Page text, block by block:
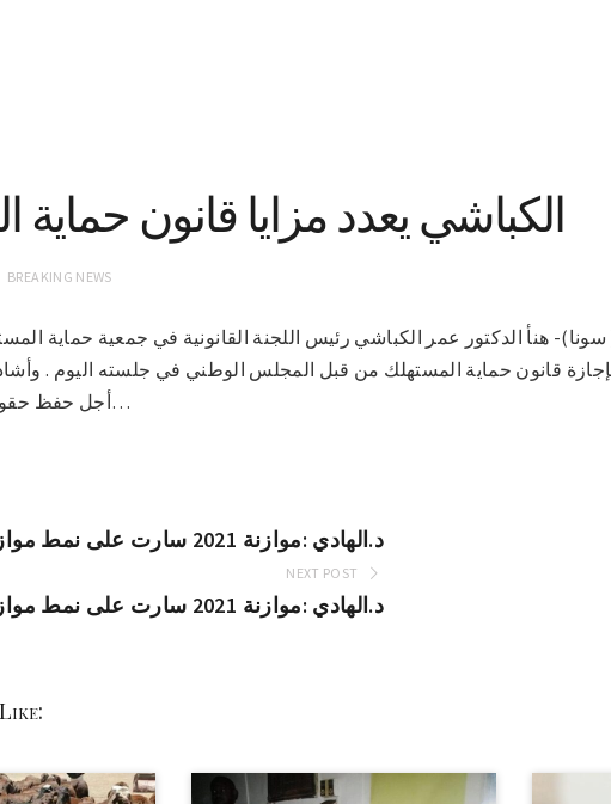
الكباشي يعدد مزايا قانون حماية
BREAKING NEWS
8-1-2019( سونا)- هنأ الدكتور عمر الكباشي رئيس اللجنة القانونية في جمعية
قانون حماية المستهلك من قبل المجلس الوطني في جلسته اليوم .
أجل حفظ حقوق المستهلك، وقال…
د.الهادي :موازنة 2021 سارت على نمط موازنات النظام البائد
NEXT POST
د.الهادي :موازنة 2021 سارت على نمط موازنات النظام البائد